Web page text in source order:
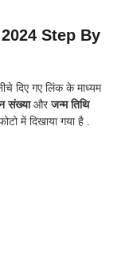
Step By
दिए गए लिंक के माध्यम
संख्याऔरजन्म तिथि
में दिखाया गया है .